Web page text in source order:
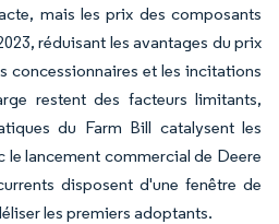
mais les prix des composants
réduisant les avantages du prix
concessionnaires et les incitations
restent des facteurs limitants,
du Farm Bill catalysent les
lancement commercial de Deere
disposent d'une fenêtre de
les premiers adoptants.